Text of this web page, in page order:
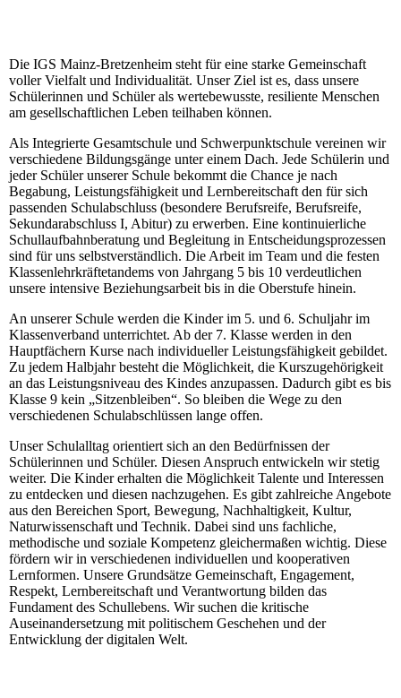
Die IGS Mainz-Bretzenheim steht für eine starke Gemeinschaft
voller Vielfalt und Individualität. Unser Ziel ist es, dass unsere
Schülerinnen und Schüler als wertebewusste, resiliente Menschen
am gesellschaftlichen Leben teilhaben können.
Als Integrierte Gesamtschule und Schwerpunktschule vereinen wir
verschiedene Bildungsgänge unter einem Dach. Jede Schülerin und
jeder Schüler unserer Schule bekommt die Chance je nach
Begabung, Leistungsfähigkeit und Lernbereitschaft den für sich
passenden Schulabschluss (besondere Berufsreife, Berufsreife,
Sekundarabschluss I, Abitur) zu erwerben. Eine kontinuierliche
Schullaufbahnberatung und Begleitung in Entscheidungsprozessen
sind für uns selbstverständlich. Die Arbeit im Team und die festen
Klassenlehrkräftetandems von Jahrgang 5 bis 10 verdeutlichen
unsere intensive Beziehungsarbeit bis in die Oberstufe hinein.
An unserer Schule werden die Kinder im 5. und 6. Schuljahr im
Klassenverband unterrichtet. Ab der 7. Klasse werden in den
Hauptfächern Kurse nach individueller Leistungsfähigkeit gebildet.
Zu jedem Halbjahr besteht die Möglichkeit, die Kurszugehörigkeit
an das Leistungsniveau des Kindes anzupassen. Dadurch gibt es bis
Klasse 9 kein „Sitzenbleiben“. So bleiben die Wege zu den
verschiedenen Schulabschlüssen lange offen.
Unser Schulalltag orientiert sich an den Bedürfnissen der
Schülerinnen und Schüler. Diesen Anspruch entwickeln wir stetig
weiter. Die Kinder erhalten die Möglichkeit Talente und Interessen
zu entdecken und diesen nachzugehen. Es gibt zahlreiche Angebote
aus den Bereichen Sport, Bewegung, Nachhaltigkeit, Kultur,
Naturwissenschaft und Technik. Dabei sind uns fachliche,
methodische und soziale Kompetenz gleichermaßen wichtig. Diese
fördern wir in verschiedenen individuellen und kooperativen
Lernformen. Unsere Grundsätze Gemeinschaft, Engagement,
Respekt, Lernbereitschaft und Verantwortung bilden das
Fundament des Schullebens. Wir suchen die kritische
Auseinandersetzung mit politischem Geschehen und der
Entwicklung der digitalen Welt.